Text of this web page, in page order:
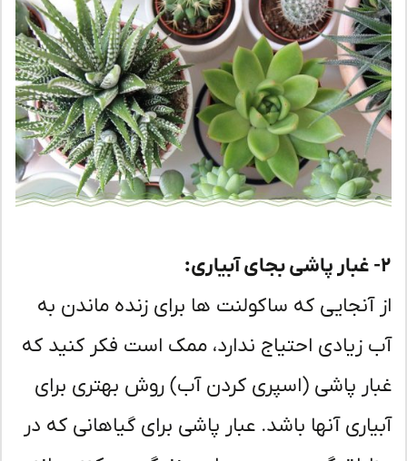
آنجایی که ساکولنت ها برای زنده ماندن به
زیادی احتیاج ندارد، ممک است فکر کنید که
پاشی (اسپری کردن آب) روش بهتری برای
آنها باشد. عبار پاشی برای گیاهانی که در